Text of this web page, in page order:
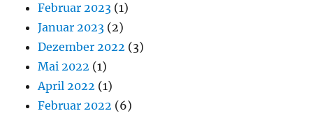
Februar 2023 (1)
Januar 2023 (2)
Dezember 2022 (3)
Mai 2022 (1)
April 2022 (1)
Februar 2022 (6)